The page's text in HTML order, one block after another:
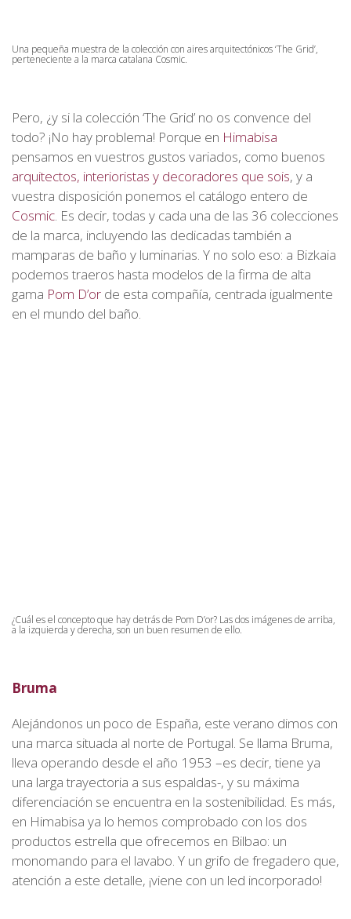
Una pequeña muestra de la colección con aires arquitectónicos ‘The Grid’,
perteneciente a la marca catalana Cosmic.
Pero, ¿y si la colección ‘The Grid’ no os convence del
todo? ¡No hay problema! Porque en Himabisa
pensamos en vuestros gustos variados, como buenos
arquitectos, interioristas y decoradores que sois, y a
vuestra disposición ponemos el catálogo entero de
Cosmic. Es decir, todas y cada una de las 36 colecciones
de la marca, incluyendo las dedicadas también a
mamparas de baño y luminarias. Y no solo eso: a Bizkaia
podemos traeros hasta modelos de la firma de alta
gama Pom D’or de esta compañía, centrada igualmente
en el mundo del baño.
¿Cuál es el concepto que hay detrás de Pom D’or? Las dos imágenes de arriba,
a la izquierda y derecha, son un buen resumen de ello.
Bruma
Alejándonos un poco de España, este verano dimos con
una marca situada al norte de Portugal. Se llama Bruma,
lleva operando desde el año 1953 –es decir, tiene ya
una larga trayectoria a sus espaldas-, y su máxima
diferenciación se encuentra en la sostenibilidad. Es más,
en Himabisa ya lo hemos comprobado con los dos
productos estrella que ofrecemos en Bilbao: un
monomando para el lavabo. Y un grifo de fregadero que,
atención a este detalle, ¡viene con un led incorporado!